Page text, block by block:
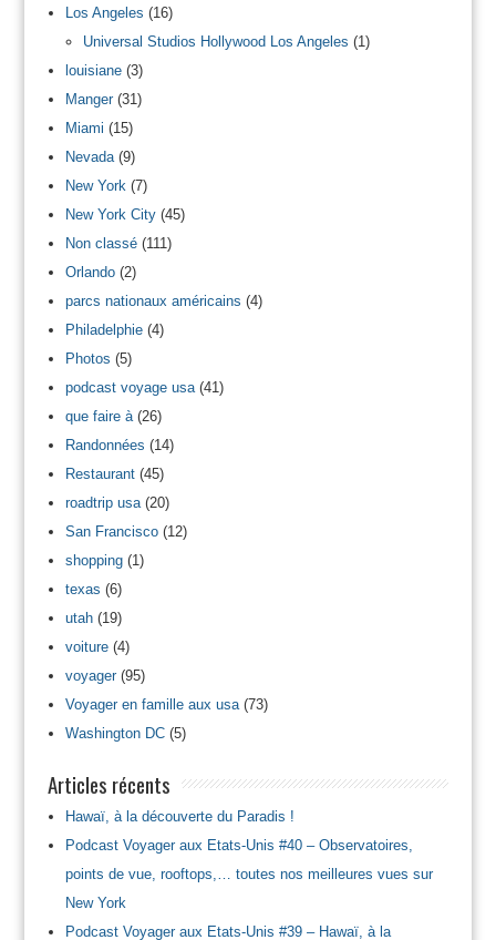
Los Angeles (16)
Universal Studios Hollywood Los Angeles (1)
louisiane(3)
Manger(31)
Miami (15)
Nevada(9)
New York (7)
New York City(45)
Non classé(111)
Orlando(2)
parcs nationaux américains (4)
Philadelphie(4)
Photos (5)
podcast voyage usa(41)
que faire à(26)
Randonnées (14)
Restaurant(45)
roadtrip usa(20)
San Francisco(12)
shopping(1)
texas (6)
utah(19)
voiture(4)
voyager(95)
Voyager en famille aux usa(73)
Washington DC(5)
Articles récents
Hawaï, à la découverte du Paradis !
Podcast Voyager aux Etats-Unis #40 – Observatoires,
points de vue, rooftops,… toutes nos meilleures vues sur
New York
Podcast Voyager aux Etats-Unis #39 – Hawaï, à la